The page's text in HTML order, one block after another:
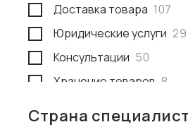
Доставка товара 107
Юридические услуги 29
Консультации 50
Хранение товаров 8
Страна